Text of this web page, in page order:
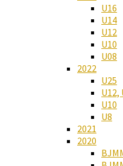
U16
U14
U12
U10
U08
2022
U25
U12,
U10
U8
2021
2020